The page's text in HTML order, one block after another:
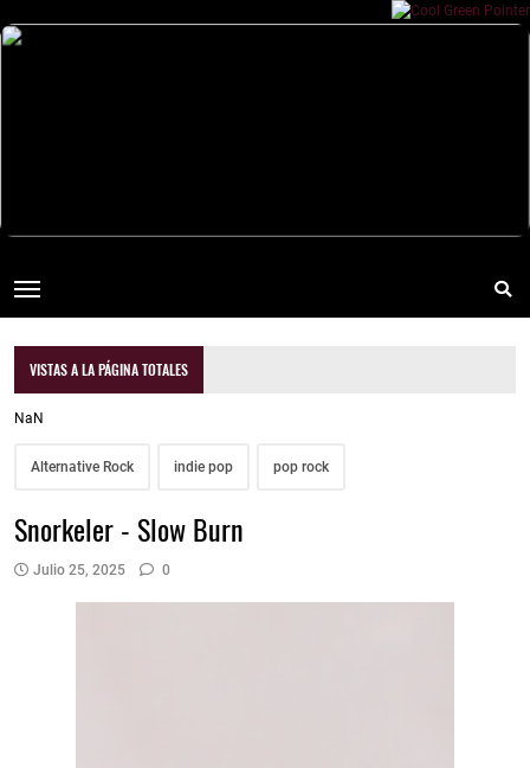
VISTAS A LA PÁGINA TOTALES
NaN
Alternative Rock indie pop pop rock
Snorkeler - Slow Burn
Julio 25, 2025 0